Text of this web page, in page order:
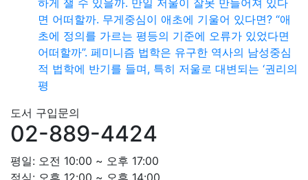
면 어떠할까. 무게중심이 애초에 기울어 있다면? “애
초에 정의를 가르는 평등의 기준에 오류가 있었다면
어떠할까”. 페미니즘 법학은 유구한 역사의 남성중심
적 법학에 반기를 들며, 특히 저울로 대변되는 ‘권리의
평
도서 구입문의
02-889-4424
평일: 오전 10:00 ~ 오후 17:00
점심: 오후 12:00 ~ 오후 14:00